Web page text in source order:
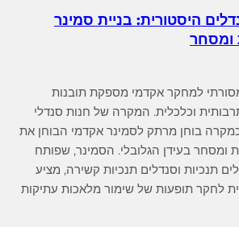
היסטורית: בניית סמינר
ומסחר
למחקר אקדמי מספקת תובנות
וכלכלית. המקרה של חנות סנדלי
בוחן מרתק לסמינר אקדמי הבוחן את
ומסחר בעידן הגלובלי. הסמינר, שפותח
תנכיות וסנדלים תנכיות קשירה, מציע
לחקר תופעות של שימור מלאכות עתיקות